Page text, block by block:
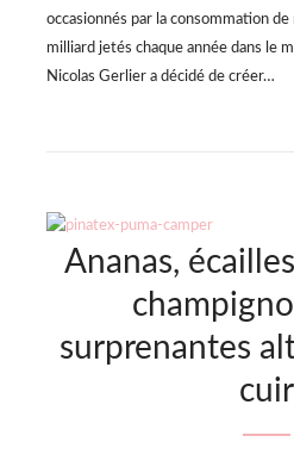
occasionnés par la consommation
milliard jetés chaque année dans le
Nicolas Gerlier a décidé de créer…
Ananas,
surprenantes
cuir